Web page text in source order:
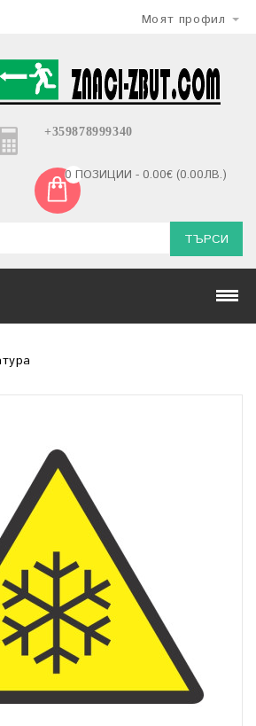
Моят профил
+359878999340
0 ПОЗИЦИИ - 0.00€ (0.00ЛВ.)
ТЪРСИ